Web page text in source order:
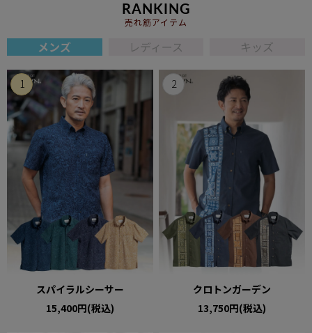
RANKING
売れ筋アイテム
メンズ レディース キッズ
スパイラルシーサー
15,400円(税込)
クロトンガーデン
13,750円(税込)